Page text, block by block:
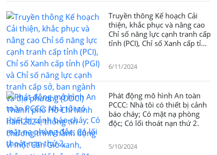
Truyền thông Kế hoạch Cải
thiện, khắc phục và nâng cao
Chỉ số năng lực cạnh tranh cấp
tỉnh (PCI), Chỉ số Xanh cấp tỉnh
phương (DDCI) Thành phố Hồ
Chí Minh năm2024, thông tin
một Cần Giờ xanh, thông tin
Kế luận số 81-KL/TW của Bộ
Chính trị và một số nội dung
khác.
6/11/2024
Phát động mô hình An toàn
PCCC: Nhà tôi có thiết bị cảnh
báo cháy; Có mặt nạ phòng
độc; Có lối thoát nạn thứ 2.
5/10/2024